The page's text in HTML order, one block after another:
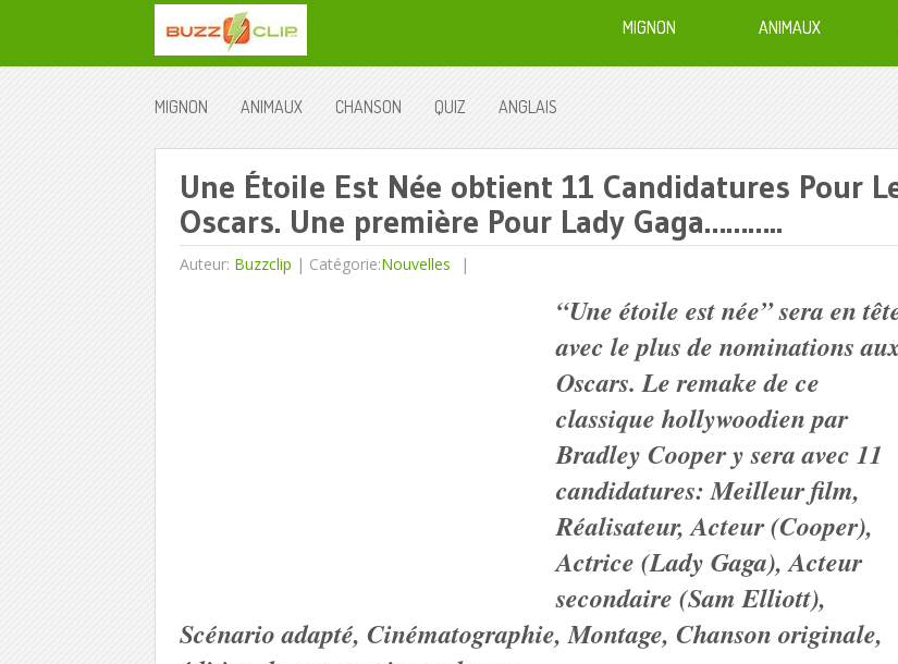
MIGNON ANIMAUX
MIGNON ANIMAUX CHANSON QUIZ ANGLAIS
Une Étoile Est Née obtient 11 Candidatures Pour
Oscars. Une première Pour Lady Gaga………..
Auteur: Buzzclip | Catégorie:Nouvelles
“Une étoile est née” sera en
avec le plus de nominations
Oscars. Le remake de ce
classique hollywoodien par
Bradley Cooper y sera avec 11
candidatures: Meilleur film,
Réalisateur, Acteur (Cooper),
Actrice (Lady Gaga), Acteur
secondaire (Sam Elliott),
Scénario adapté, Cinématographie, Montage, Chanson originale,